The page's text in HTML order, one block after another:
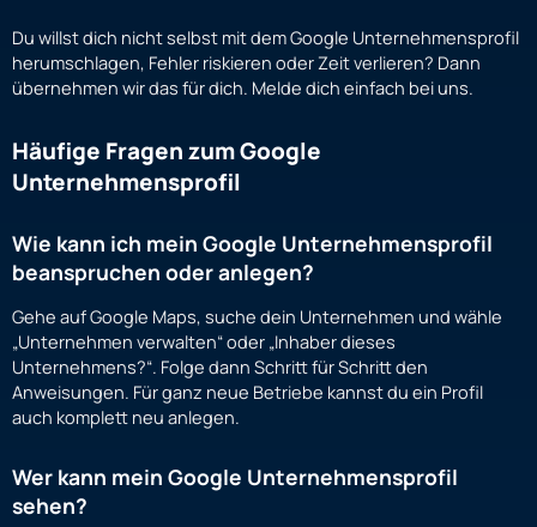
Du willst dich nicht selbst mit dem Google Unternehmensprofil
herumschlagen, Fehler riskieren oder Zeit verlieren? Dann
übernehmen wir das für dich. Melde dich einfach bei uns.
Häufige Fragen zum Google
Unternehmensprofil
Wie kann ich mein Google Unternehmensprofil
beanspruchen oder anlegen?
Gehe auf Google Maps, suche dein Unternehmen und wähle
„Unternehmen verwalten“ oder „Inhaber dieses
Unternehmens?“. Folge dann Schritt für Schritt den
Anweisungen. Für ganz neue Betriebe kannst du ein Profil
auch komplett neu anlegen.
Wer kann mein Google Unternehmensprofil
sehen?